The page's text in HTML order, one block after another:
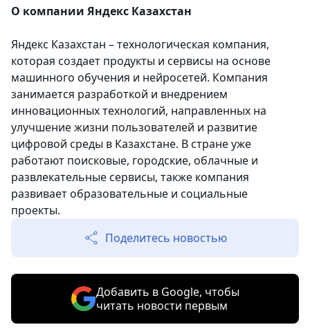
О компании Яндекс Казахстан
Яндекс Казахстан – технологическая компания,
которая создает продукты и сервисы на основе
машинного обучения и нейросетей. Компания
занимается разработкой и внедрением
инновационных технологий, направленных на
улучшение жизни пользователей и развитие
цифровой среды в Казахстане. В стране уже
работают поисковые, городские, облачные и
развлекательные сервисы, также компания
развивает образовательные и социальные
проекты.
Поделитесь новостью
Добавить в Google, чтобы
читать новости первым